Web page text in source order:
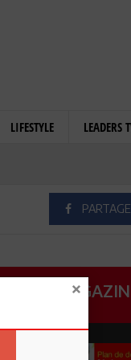
LIFESTYLE LEADERS